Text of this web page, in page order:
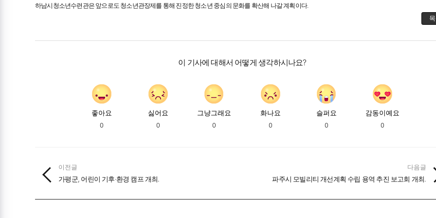
하남시청소년수련관은 앞으로도 청소년관장제를 통해 진정한 청소년 중심의 문화를 확산해 나갈 계획이다.
이 기사에 대해서 어떻게 생각하시나요?
좋아요
0
싫어요
0
그냥그래요
0
화나요
0
슬퍼요
0
감동이예요
0
이전글
가평군, 어린이 기후·환경 캠프 개최.
다음글
파주시 모빌리티 개선계획 수립 용역 추진 보고회 개최.